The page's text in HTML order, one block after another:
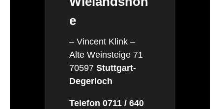
e
– Vincent Klink –
Alte Weinsteige 71
70597 Stuttgart-
Degerloch
Telefon 0711 / 640